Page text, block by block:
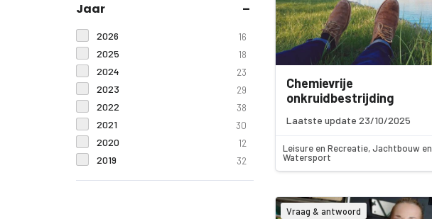
Jaar
2026 16
2025 18
2024 23
2023 29
2022 38
2021 30
2020 12
2019 32
Chemievrije
onkruidbestrijding
Laatste update 23/10/2025
Leisure en Recreatie, Jachtbouw en
Watersport
Vraag & antwoord